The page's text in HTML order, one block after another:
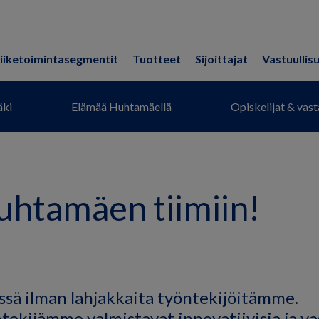
Tuotteet Sijoittajat
Elämää Huhtamäellä Opiskelijat &
tiimiin!
ilman lahjakkaita työntekijöitämme.